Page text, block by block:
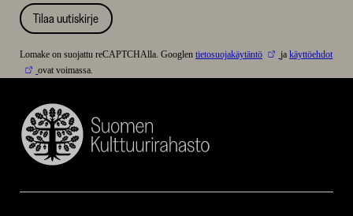
Tilaa uutiskirje
Lomake on suojattu reCAPTCHAlla. Googlen tietosuojakäytäntö jakäyttöehdot
ovat voimassa.
Suomen
Kulttuurirahasto